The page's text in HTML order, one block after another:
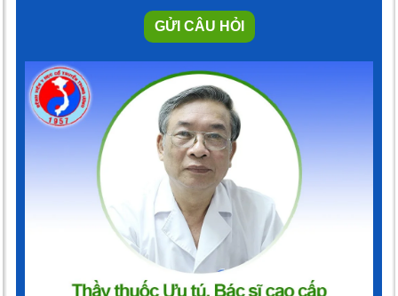
GỬI CÂU HỎI